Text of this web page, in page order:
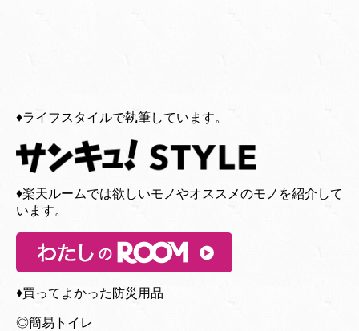
♦︎ライフスタイルで執筆しています。
♦︎楽天ルームでは欲しいモノやオススメのモノを紹介して
います。
♦︎買ってよかった防災用品
◎簡易トイレ